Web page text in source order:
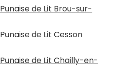
de Lit Brou-sur-
de Lit Cesson
de Lit Chailly-en-